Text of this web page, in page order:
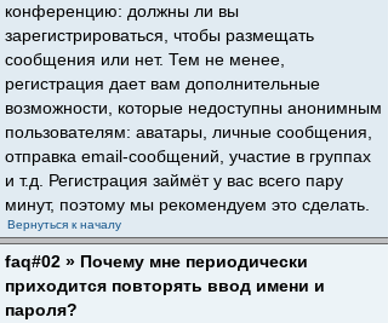
конференцию: должны ли вы
зарегистрироваться, чтобы размещать
сообщения или нет. Тем не менее,
регистрация дает вам дополнительные
возможности, которые недоступны анонимным
пользователям: аватары, личные сообщения,
отправка email-сообщений, участие в группах
и т.д. Регистрация займёт у вас всего пару
минут, поэтому мы рекомендуем это сделать.
Вернуться к началу
faq#02 » Почему мне периодически
приходится повторять ввод имени и
пароля?